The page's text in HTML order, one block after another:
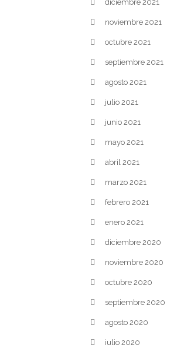
diciembre 2021
noviembre 2021
octubre 2021
septiembre 2021
agosto 2021
julio 2021
junio 2021
mayo 2021
abril 2021
marzo 2021
febrero 2021
enero 2021
diciembre 2020
noviembre 2020
octubre 2020
septiembre 2020
agosto 2020
julio 2020